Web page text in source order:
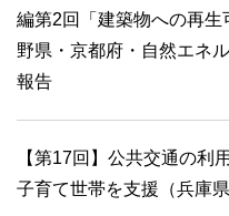
編第2回「建築物への再
野県・京都府・自然エネ
報告
【第17回】公共交通の利
子育て世帯を支援（兵庫